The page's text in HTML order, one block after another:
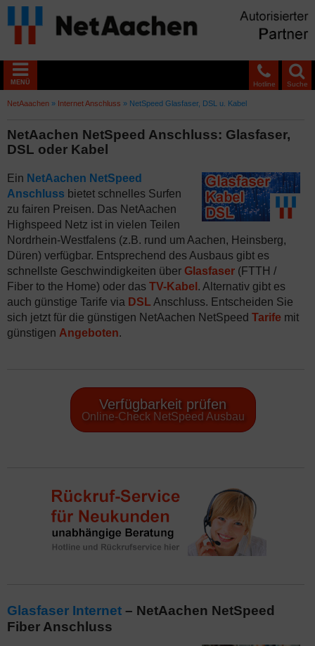
Suche
Hotline
MENÜ
NetAaachen » Internet Anschluss » NetSpeed Glasfaser, DSL u. Kabel
NetAachen NetSpeed Anschluss: Glasfaser,
DSL oder Kabel
Ein NetAachen NetSpeed
Anschluss bietet schnelles Surfen
zu fairen Preisen. Das NetAachen
Highspeed Netz ist in vielen Teilen
Nordrhein-Westfalens (z.B. rund um Aachen, Heinsberg,
Düren) verfügbar. Entsprechend des Ausbaus gibt es
schnellste Geschwindigkeiten über Glasfaser (FTTH /
Fiber to the Home) oder das TV-Kabel . Alternativ gibt es
auch günstige Tarife via DSL Anschluss. Entscheiden Sie
sich jetzt für die günstigen NetAachen NetSpeed Tarife mit
günstigen Angeboten.
Verfügbarkeit prüfen
Online-Check NetSpeed Ausbau
Glasfaser Internet – NetAachen NetSpeed
Fiber Anschluss